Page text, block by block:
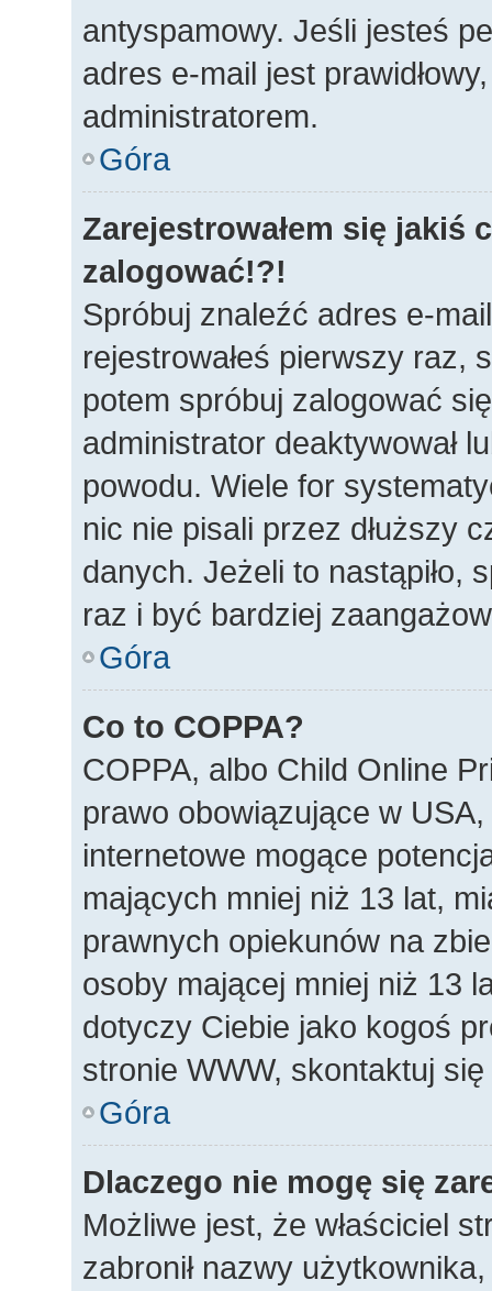
antyspamowy. Jeśli jesteś
adres e-mail jest
administratorem.
Góra
Zarejestrowałem się jakiś
zalogować!?!
Spróbuj znaleźć adres e-
rejestrowałeś pierwszy raz,
potem spróbuj zalogować
administrator deaktywował
powodu. Wiele for
nic nie pisali przez dłuższy
danych. Jeżeli to nastąpiło,
raz i być bardziej
Góra
Co to COPPA?
COPPA, albo Child Online
prawo obowiązujące w
internetowe mogące
mających mniej niż 13 lat,
prawnych opiekunów na
osoby mającej mniej niż 13
dotyczy Ciebie jako kogoś
stronie WWW, skontaktuj
Góra
Dlaczego nie mogę się
Możliwe jest, że właściciel
zabronił nazwy